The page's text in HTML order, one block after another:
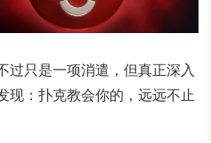
过只是一项消遣，但真正深入
现：扑克教会你的，远远不止